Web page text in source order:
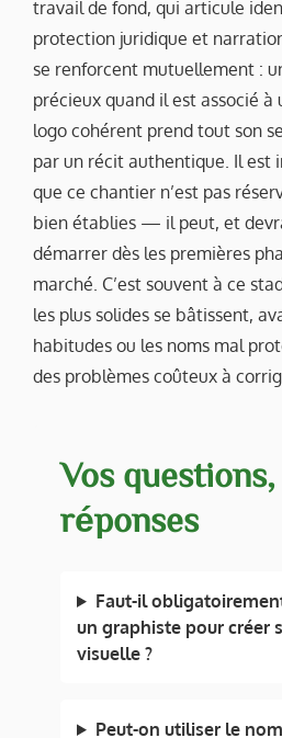
travail de fond, qui articule
protection juridique et
se renforcent mutuellement :
précieux quand il est associé
logo cohérent prend tout son
par un récit authentique. Il est
que ce chantier n’est pas
bien établies — il peut, et
démarrer dès les premières
marché. C’est souvent à ce
les plus solides se bâtissent,
habitudes ou les noms mal
des problèmes coûteux à
Vos
réponses
Faut-il
un graphiste pour créer
visuelle ?
Peut-on utiliser le